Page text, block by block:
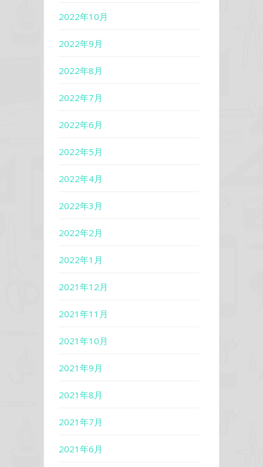
2022年10月
2022年9月
2022年8月
2022年7月
2022年6月
2022年5月
2022年4月
2022年3月
2022年2月
2022年1月
2021年12月
2021年11月
2021年10月
2021年9月
2021年8月
2021年7月
2021年6月